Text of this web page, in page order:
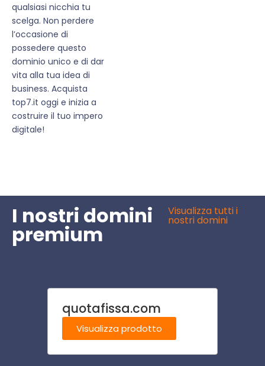
qualsiasi nicchia tu
scelga. Non perdere
l’occasione di
possedere questo
dominio unico e di dar
vita alla tua idea di
business. Acquista
top7.it oggi e inizia a
costruire il tuo impero
digitale!
I nostri domini
premium
Visualizza tutti i
nostri domini
quotafissa.com
Visualizza prodotto